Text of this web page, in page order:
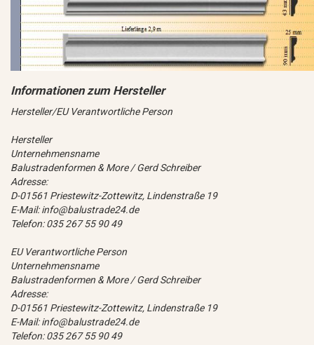
Hersteller/EU Verantwortliche Person
Hersteller
Unternehmensname
Balustradenformen & More / Gerd Schreiber
Adresse:
D-01561 Priestewitz-Zottewitz, Lindenstraße 19
E-Mail: info@balustrade24.de
Telefon: 035 267 55 90 49
EU Verantwortliche Person
Unternehmensname
Balustradenformen & More / Gerd Schreiber
Adresse:
D-01561 Priestewitz-Zottewitz, Lindenstraße 19
E-Mail: info@balustrade24.de
Telefon: 035 267 55 90 49